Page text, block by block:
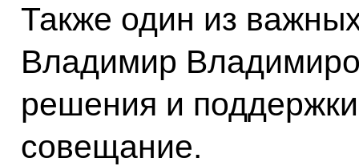
Также один из
Владимир
решения и
совещание.